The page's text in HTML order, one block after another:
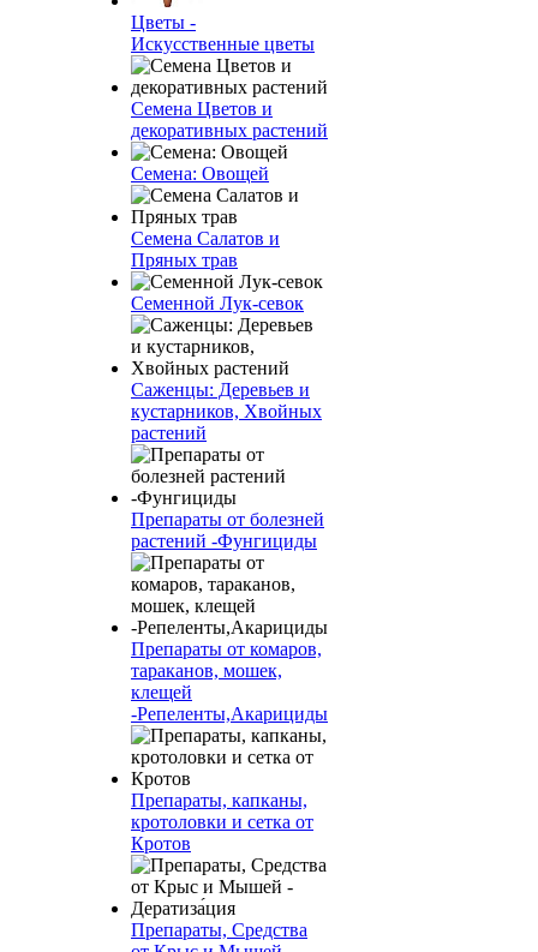
Цветы -
Искусственные цветы
Семена Цветов и
декоративных растений
Семена: Овощей
Семена Салатов и
Пряных трав
Семенной Лук-севок
Саженцы: Деревьев и
кустарников, Хвойных
растений
Препараты от болезней
растений -Фунгициды
Препараты от комаров,
тараканов, мошек,
клещей
-Репеленты,Акарициды
Препараты, капканы,
кротоловки и сетка от
Кротов
Препараты, Средства